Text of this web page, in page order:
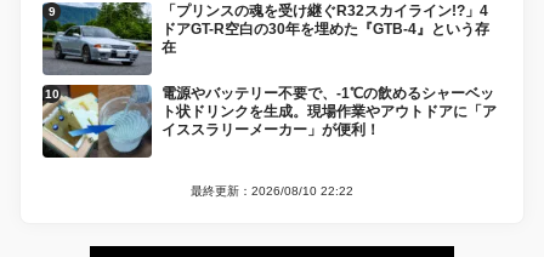
「プリンスの魂を受け継ぐR32スカイライン!?」4
ドアGT-R空白の30年を埋めた『GTB-4』という存
在
電源やバッテリー不要で、-1℃の飲めるシャーベッ
ト状ドリンクを生成。現場作業やアウトドアに「ア
イススラリーメーカー」が便利！
最終更新：2026/08/10 22:22